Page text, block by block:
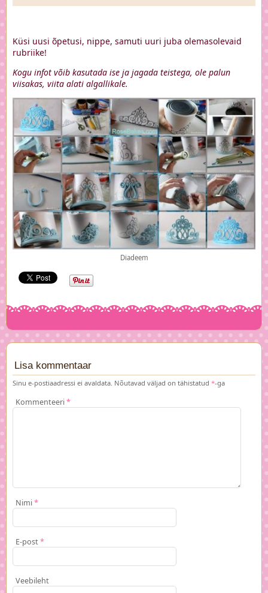
Küsi uusi õpetusi, nippe, samuti uuri juba olemasolevaid
rubriike!
Kogu infot võib kasutada ise ja jagada teistega, ole palun
viisakas, viita alati algallikale.
Diadeem
Lisa kommentaar
Sinu e-postiaadressi ei avaldata. Nõutavad väljad on tähistatud *-ga
Kommenteeri*
Nimi*
E-post*
Veebileht